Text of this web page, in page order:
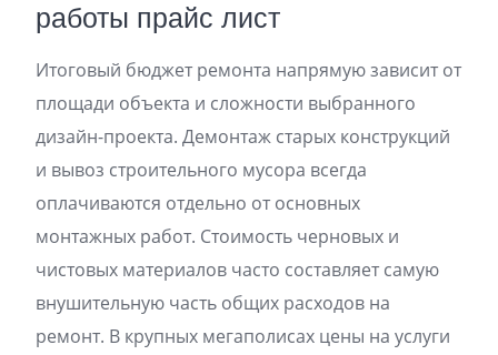
работы прайс лист
Итоговый бюджет ремонта напрямую зависит от
площади объекта и сложности выбранного
дизайн-проекта. Демонтаж старых конструкций
и вывоз строительного мусора всегда
оплачиваются отдельно от основных
монтажных работ. Стоимость черновых и
чистовых материалов часто составляет самую
внушительную часть общих расходов на
ремонт. В крупных мегаполисах цены на услуги